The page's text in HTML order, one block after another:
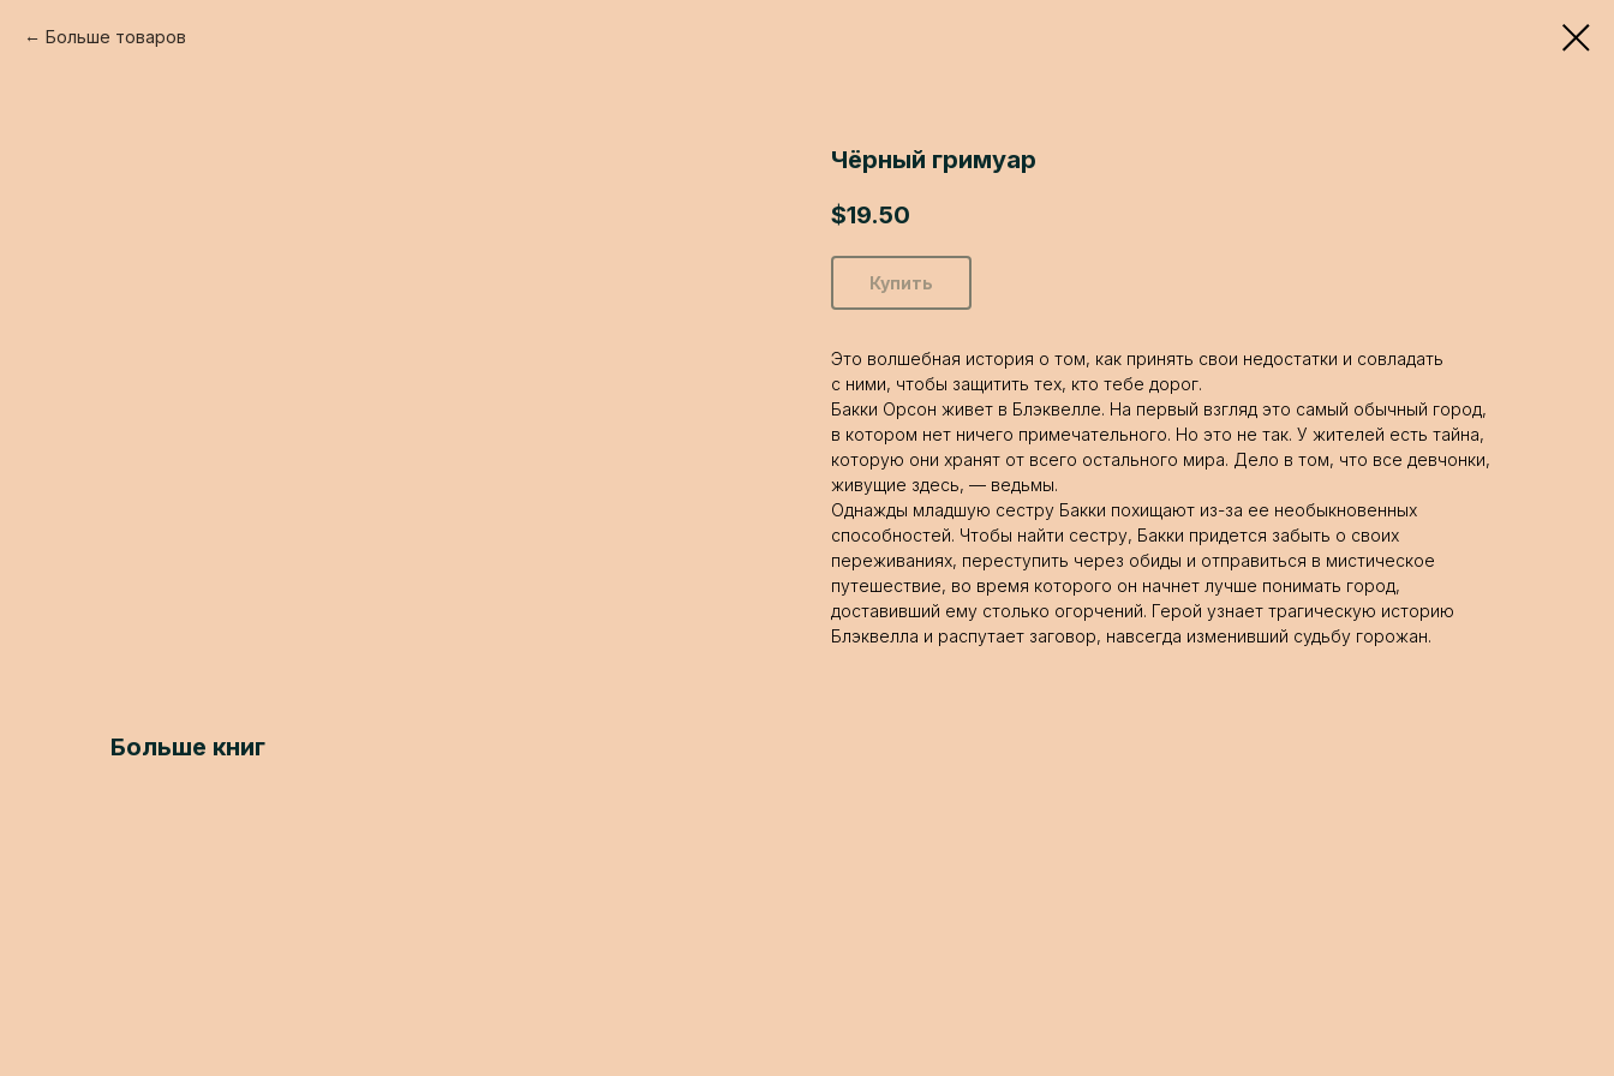
Больше товаров
Чёрный гримуар
$19.50
Купить
Это волшебная история о том, как принять свои недостатки и совладать
с ними, чтобы защитить тех, кто тебе дорог.
Бакки Орсон живет в Блэквелле. На первый взгляд это самый обычный город,
в котором нет ничего примечательного. Но это не так. У жителей есть тайна,
которую они хранят от всего остального мира. Дело в том, что все девчонки,
живущие здесь, — ведьмы.
Однажды младшую сестру Бакки похищают из-за ее необыкновенных
способностей. Чтобы найти сестру, Бакки придется забыть о своих
переживаниях, переступить через обиды и отправиться в мистическое
путешествие, во время которого он начнет лучше понимать город,
доставивший ему столько огорчений. Герой узнает трагическую историю
Блэквелла и распутает заговор, навсегда изменивший судьбу горожан.
Больше книг